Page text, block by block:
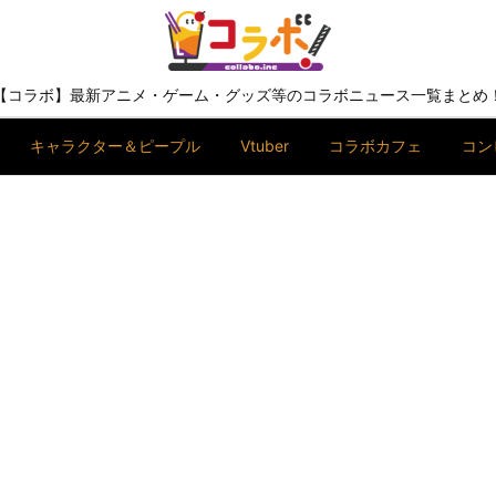
【コラボ】最新アニメ・ゲーム・グッズ等のコラボニュース一覧まとめ！
キャラクター＆ピープル Vtuber コラボカフェ コ